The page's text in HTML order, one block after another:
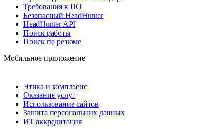
Требования к ПО
Безопасный HeadHunter
HeadHunter API
Поиск работы
Поиск по резюме
Мобильное приложение
Этика и комплаенс
Оказание услуг
Использование сайтов
Защита персональных данных
ИТ аккредитация